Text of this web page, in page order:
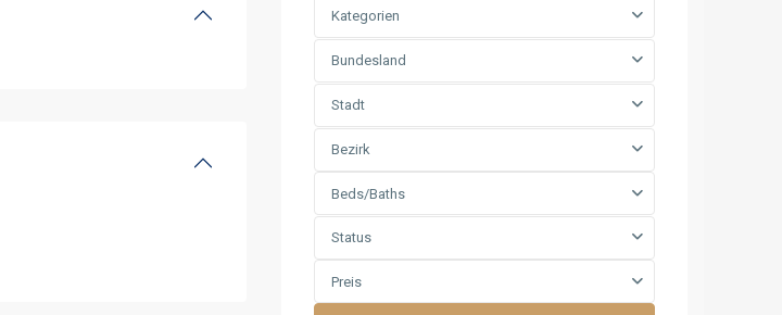
Kategorien
Bundesland
Stadt
Bezirk
Beds/Baths
Status
Preis